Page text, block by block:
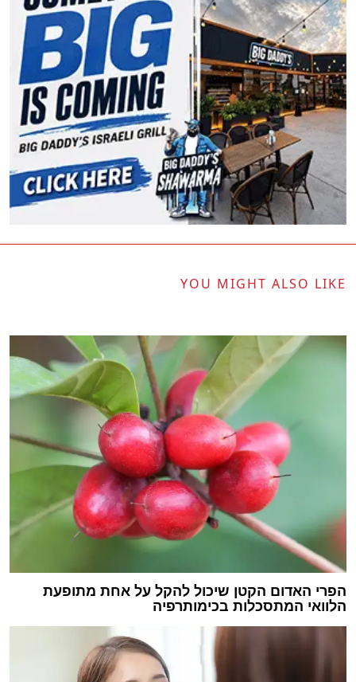
YOU MIGHT ALSO LIKE
הפרי האדום הקטן שיכול להקל על אחת מתופעת
הלוואי המתסכלות בכימותרפיה